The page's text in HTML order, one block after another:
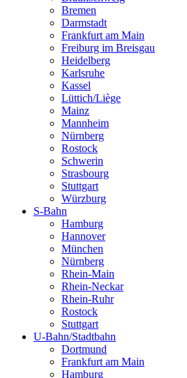
Bremen
Darmstadt
Frankfurt am Main
Freiburg im Breisgau
Heidelberg
Karlsruhe
Kassel
Lüttich/Liège
Mainz
Mannheim
Nürnberg
Rostock
Schwerin
Strasbourg
Stuttgart
Würzburg
S-Bahn
Hamburg
Hannover
München
Nürnberg
Rhein-Main
Rhein-Neckar
Rhein-Ruhr
Rostock
Stuttgart
U-Bahn/Stadtbahn
Dortmund
Frankfurt am Main
Hamburg